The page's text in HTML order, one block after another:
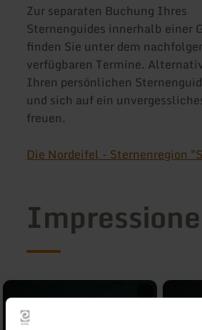
Zur separaten Buchung Ihres
Sternenguides innerhalb einer
finden Sie unter dem
verfügbaren Termine.
Ihren persönlichen
und sich auf ein
freuen.
Die Nordeifel - Sternenregion